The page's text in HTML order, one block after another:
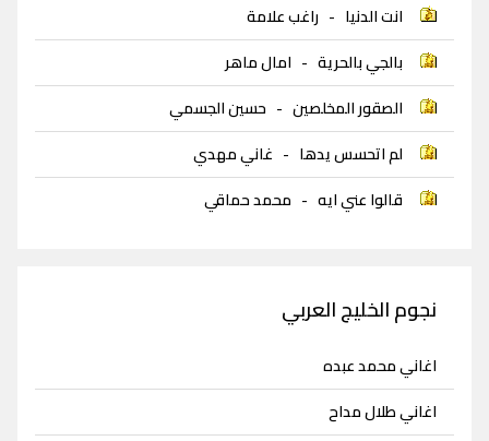
انت الدنيا - راغب علامة
بالجي بالحرية - امال ماهر
الصقور المخلصين - حسين الجسمي
لم اتحسس يدها - غاني مهدي
قالوا عني ايه - محمد حماقي
نجوم الخليج العربي
اغاني محمد عبده
اغاني طلال مداح